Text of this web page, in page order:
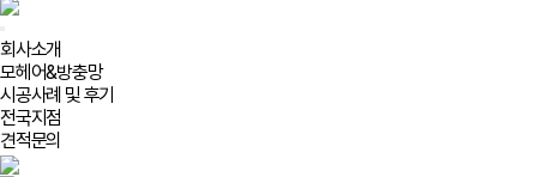
회사소개
모헤어&방충망
시공사례 및 후기
전국지점
견적문의